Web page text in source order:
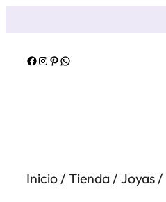
contenido
Facebook Instagram Pinterest WhatsApp
Inicio / Tienda / Joyas /